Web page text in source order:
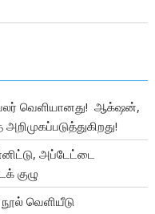
வெளியானது! ஆக்‌ஷன்,
அப்டேட்டை
குழு
வெளியீடு